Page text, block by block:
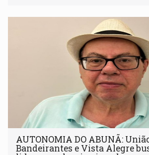
AUTONOMIA DO ABUNÃ:
Bandeirantes e Vista Alegre